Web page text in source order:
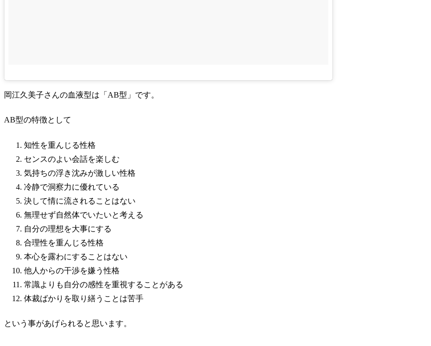
岡江久美子さんの血液型は「AB型」です。
AB型の特徴として
知性を重んじる性格
センスのよい会話を楽しむ
気持ちの浮き沈みが激しい性格
冷静で洞察力に優れている
決して情に流されることはない
無理せず自然体でいたいと考える
自分の理想を大事にする
合理性を重んじる性格
本心を露わにすることはない
他人からの干渉を嫌う性格
常識よりも自分の感性を重視することがある
体裁ばかりを取り繕うことは苦手
という事があげられると思います。